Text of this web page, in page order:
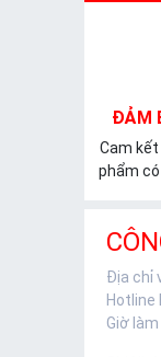
ĐẢM
Cam
phẩm
Địa chỉ
Hotline
Giờ